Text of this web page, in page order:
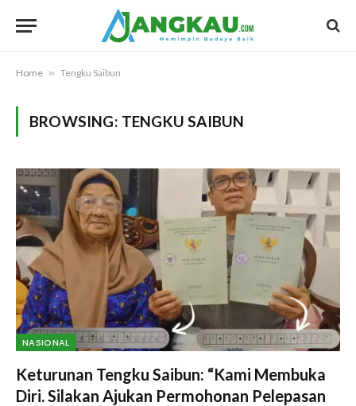
Home » Tengku Saibun
BROWSING: TENGKU SAIBUN
NASIONAL
Keturunan Tengku Saibun: “Kami Membuka
Diri. Silakan Ajukan Permohonan Pelepasan